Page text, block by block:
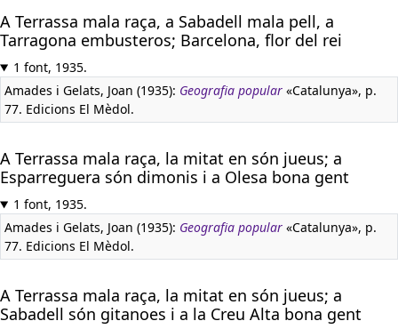
A Terrassa mala raça, a Sabadell mala pell, a
Tarragona embusteros; Barcelona, flor del rei
1 font, 1935.
Amades i Gelats, Joan (1935): Geografia popular «Catalunya», p.
77. Edicions El Mèdol.
A Terrassa mala raça, la mitat en són jueus; a
Esparreguera són dimonis i a Olesa bona gent
1 font, 1935.
Amades i Gelats, Joan (1935): Geografia popular «Catalunya», p.
77. Edicions El Mèdol.
A Terrassa mala raça, la mitat en són jueus; a
Sabadell són gitanoes i a la Creu Alta bona gent